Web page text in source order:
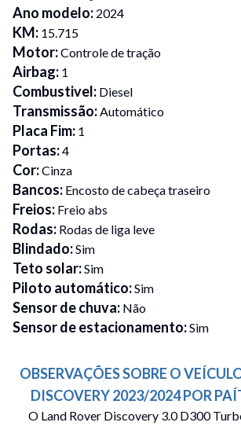
Ano modelo: 2024
KM: 15.715
Motor:Controle de tração
Airbag: 1
Combustivel: Diesel
Transmissão:Automático
Placa Fim: 1
Portas:4
Cor:Cinza
Bancos: Encosto de cabeça traseiro
Freios: Freio abs
Rodas: Rodas de liga leve
Blindado:Sim
Teto solar:Sim
Piloto automático:Sim
Sensor de chuva: Não
Sensor de estacionamento:Sim
OBSERVAÇÕES SOBRE O
DISCOVERY2023/2024POR
O Land Rover Discovery 3.0 D300